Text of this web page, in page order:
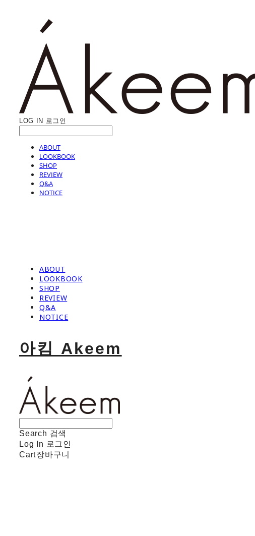
LOG IN 로그인
ABOUT
LOOKBOOK
SHOP
REVIEW
Q&A
NOTICE
ABOUT
LOOKBOOK
SHOP
REVIEW
Q&A
NOTICE
아킴 Akeem
Search 검색
Log In 로그인
Cart장바구니